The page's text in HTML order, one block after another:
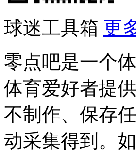
球迷工具箱 更
零点吧是一个
体育爱好者提
不制作、保存
动采集得到。